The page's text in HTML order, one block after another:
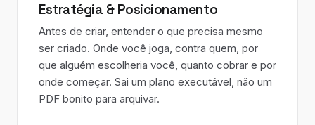
Estratégia & Posicionamento
Antes de criar, entender o que precisa mesmo
ser criado. Onde você joga, contra quem, por
que alguém escolheria você, quanto cobrar e por
onde começar. Sai um plano executável, não um
PDF bonito para arquivar.